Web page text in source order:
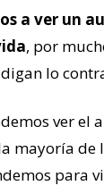
a ver un
, por
lo
ver el
mayoría de
para